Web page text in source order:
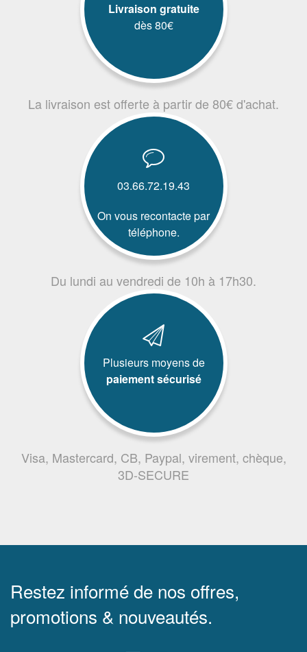
Livraison gratuite
dès 80€
La livraison est offerte à partir de 80€ d'achat.
03.66.72.19.43
On vous recontacte par
téléphone.
Du lundi au vendredi de 10h à 17h30.
Plusieurs moyens de
paiement sécurisé
Visa, Mastercard, CB, Paypal, virement, chèque,
3D-SECURE
Restez informé de nos offres,
promotions & nouveautés.